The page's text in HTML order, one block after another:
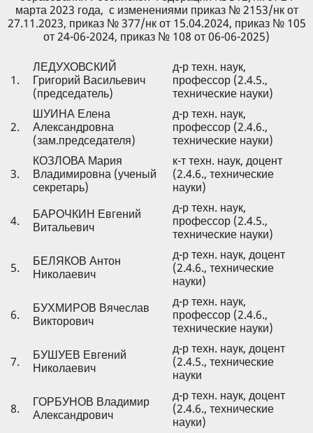
марта 2023 года, с изменениями приказ № 2153/нк от
27.11.2023, приказ № 377/нк от 15.04.2024, приказ № 105
от 24-06-2024, приказ № 108 от 06-06-2025)
1.
ЛЕДУХОВСКИЙ
Григорий Васильевич
(председатель)
д-р техн. наук,
профессор (2.4.5.,
технические науки)
2.
ШУИНА Елена
Александровна
(зам.председателя)
д-р техн. наук,
профессор (2.4.6.,
технические науки)
3.
КОЗЛОВА Мария
Владимировна (ученый
секретарь)
к-т техн. наук, доцент
(2.4.6., технические
науки)
4.
БАРОЧКИН Евгений
Витальевич
д-р техн. наук,
профессор (2.4.5.,
технические науки)
5.
БЕЛЯКОВ Антон
Николаевич
д-р техн. наук, доцент
(2.4.6., технические
науки)
6.
БУХМИРОВ Вячеслав
Викторович
д-р техн. наук,
профессор (2.4.6.,
технические науки)
7.
БУШУЕВ Евгений
Николаевич
д-р техн. наук, доцент
(2.4.5., технические
науки
8.
ГОРБУНОВ Владимир
Александрович
д-р техн. наук, доцент
(2.4.6., технические
науки)